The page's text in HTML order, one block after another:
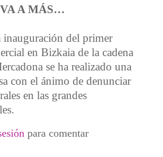
A MÁS…
del primer
en Bizkaia de la cadena
se ha realizado una
con el ánimo de denunciar
en las grandes
contra la precariedad
para comentar